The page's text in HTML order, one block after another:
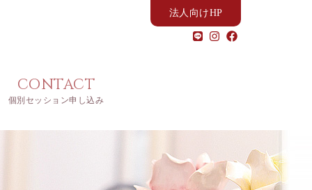
法人向けHP
CONTACT
個別セッション申し込み